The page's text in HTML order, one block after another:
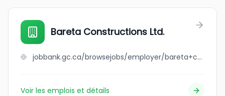
Bareta Constructions Ltd.
jobbank.gc.ca/browsejobs/employer/bareta+constructions+ltd./ca
Voir les emplois et détails